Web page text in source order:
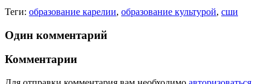
Теги: образование карелии, образование культурой, сши
Один комментарий
Комментарии